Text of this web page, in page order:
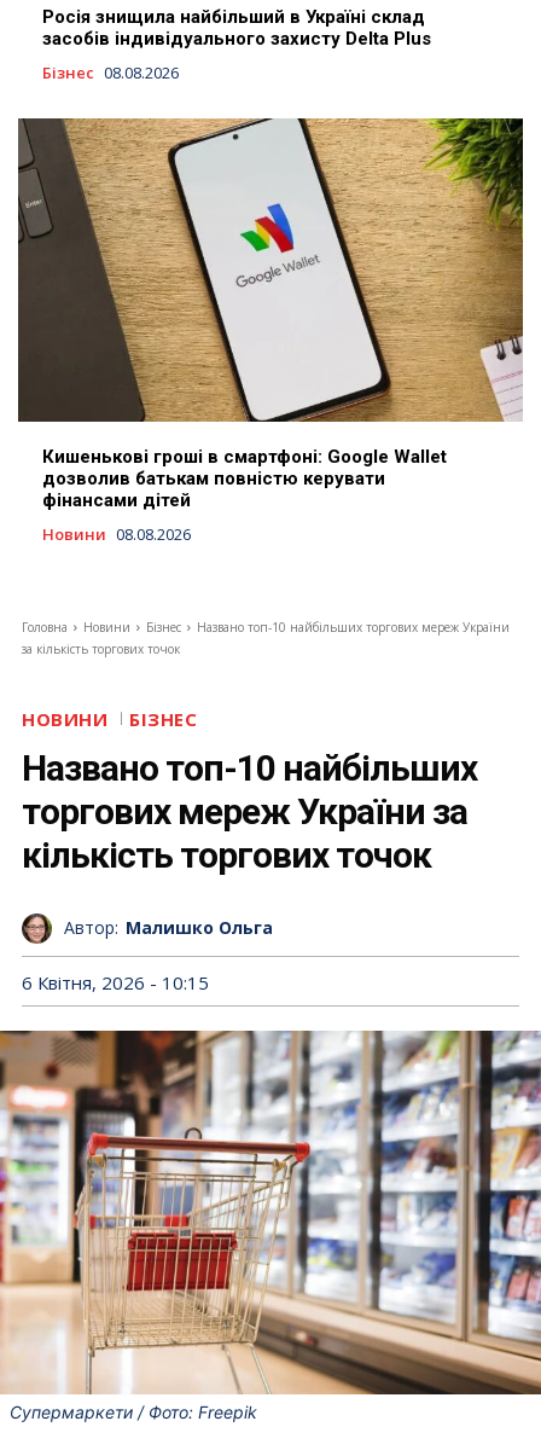
Росія знищила найбільший в Україні склад
засобів індивідуального захисту Delta Plus
Бізнес 08.08.2026
Кишенькові гроші в смартфоні: Google Wallet
дозволив батькам повністю керувати
фінансами дітей
Новини 08.08.2026